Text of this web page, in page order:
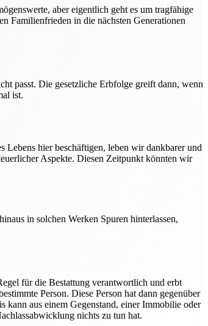
aber eigentlich geht es um tragfähige
Familienfrieden in die nächsten Generationen
passt. Die gesetzliche Erbfolge greift dann, wenn
ist.
Lebens hier beschäftigen, leben wir dankbarer und
Aspekte. Diesen Zeitpunkt könnten wir
in solchen Werken Spuren hinterlassen,
für die Bestattung verantwortlich und erbt
Person. Diese Person hat dann gegenüber
kann aus einem Gegenstand, einer Immobilie oder
nichts zu tun hat.